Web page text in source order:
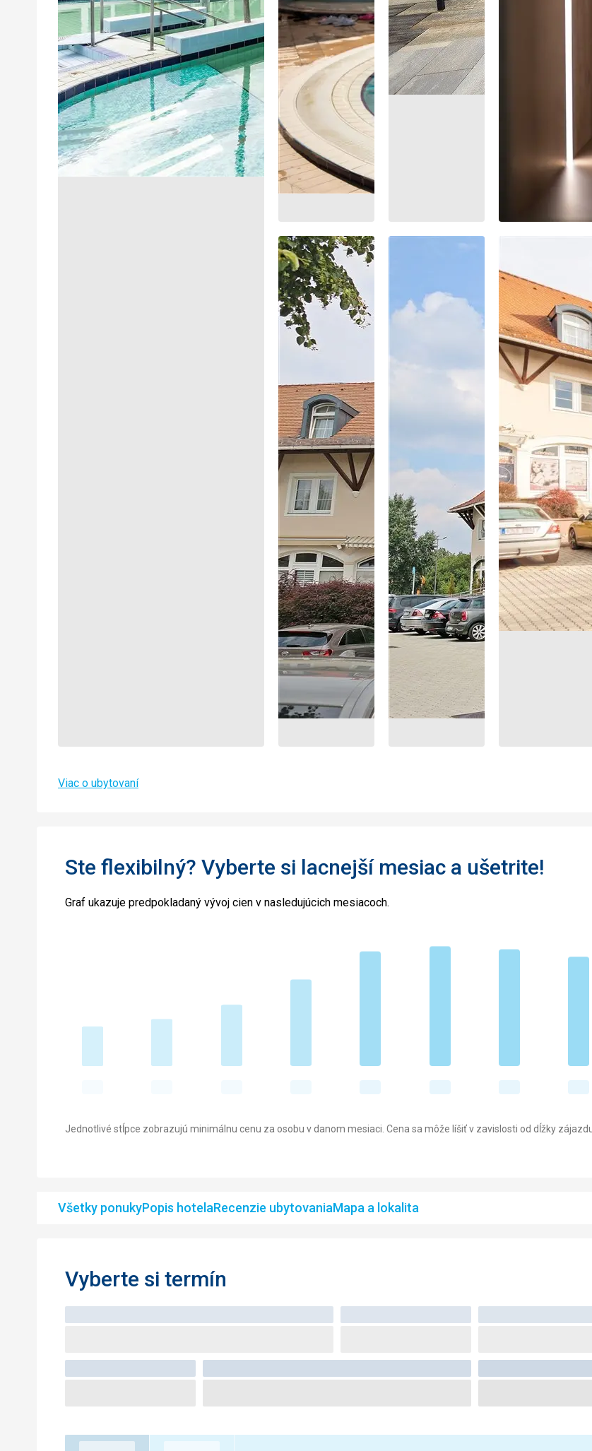
Viac o ubytovaní
Ste flexibilný? Vyberte si lacnejší mesiac a ušetrite!
Graf ukazuje predpokladaný vývoj cien v nasledujúcich mesiacoch.
Jednotlivé stĺpce zobrazujú minimálnu cenu za osobu v danom mesiaci. Cena sa môže líšiť v zavislosti od dĺžky
Všetky ponukyPopis hotelaRecenzie ubytovaniaMapa a lokalita
Vyberte si termín